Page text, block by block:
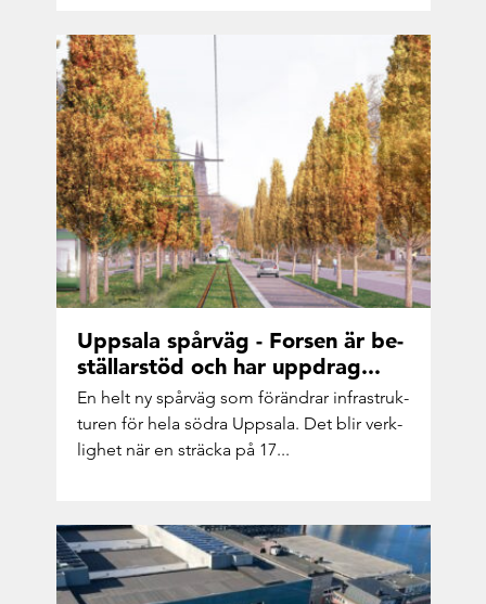
Upp­sa­la spår­väg - For­sen är be­
stäl­lar­stöd och har upp­drag...
En helt ny spår­väg som för­änd­rar in­fra­struk­
tu­ren för hela södra Upp­sa­la. Det blir verk­
lig­het när en sträc­ka på 17...